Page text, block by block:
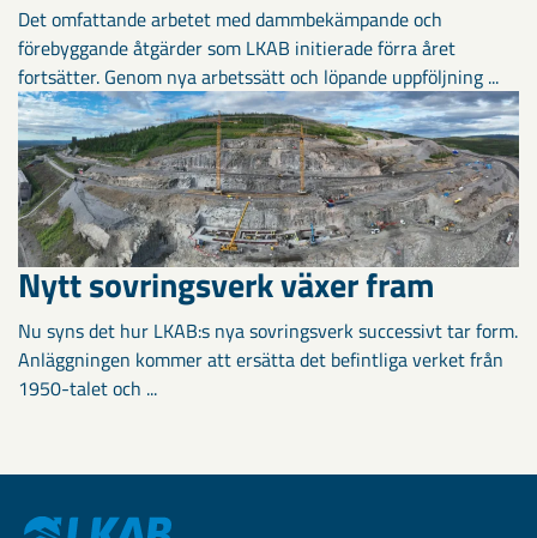
Det omfattande arbetet med dammbekämpande och
förebyggande åtgärder som LKAB initierade förra året
fortsätter. Genom nya arbetssätt och löpande uppföljning ...
Nytt sovringsverk växer fram
Nu syns det hur LKAB:s nya sovringsverk successivt tar form.
Anläggningen kommer att ersätta det befintliga verket från
1950-talet och ...